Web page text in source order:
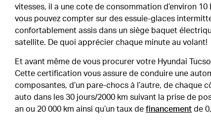
vitesses, il a une cote de consommation d’environ
vous pouvez compter sur des essuie-glaces
confortablement assis dans un siège baquet
satellite. De quoi apprécier chaque minute au volant!
Et avant même de vous procurer votre Hyundai
Cette certification vous assure de conduire une
composantes, d’un pare-chocs à l’autre, de chaque
auto dans les 30 jours/2000 km suivant la prise de
an ou 20 000 km ainsi qu’un taux de financement de